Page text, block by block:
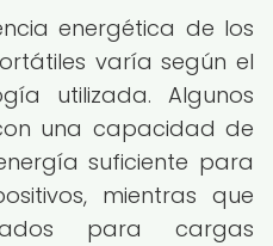
energética de los
varía según el
utilizada. Algunos
una capacidad de
suficiente para
mientras que
para cargas